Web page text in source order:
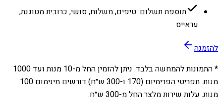
תוספת תשלום: טיפים, משלוח, סושי, כרובית מטוגנת,
עראייס
להזמנה
* התמונות להמחשה בלבד. ניתן להזמין החל מ-10 מנות ועד 1000
מנות. תפריטי הפרימיום (170 ו-300 ש״ח) דורשים מינימום 100
מנות. עלות שירות מלצר החל מ-300 ש״ח.